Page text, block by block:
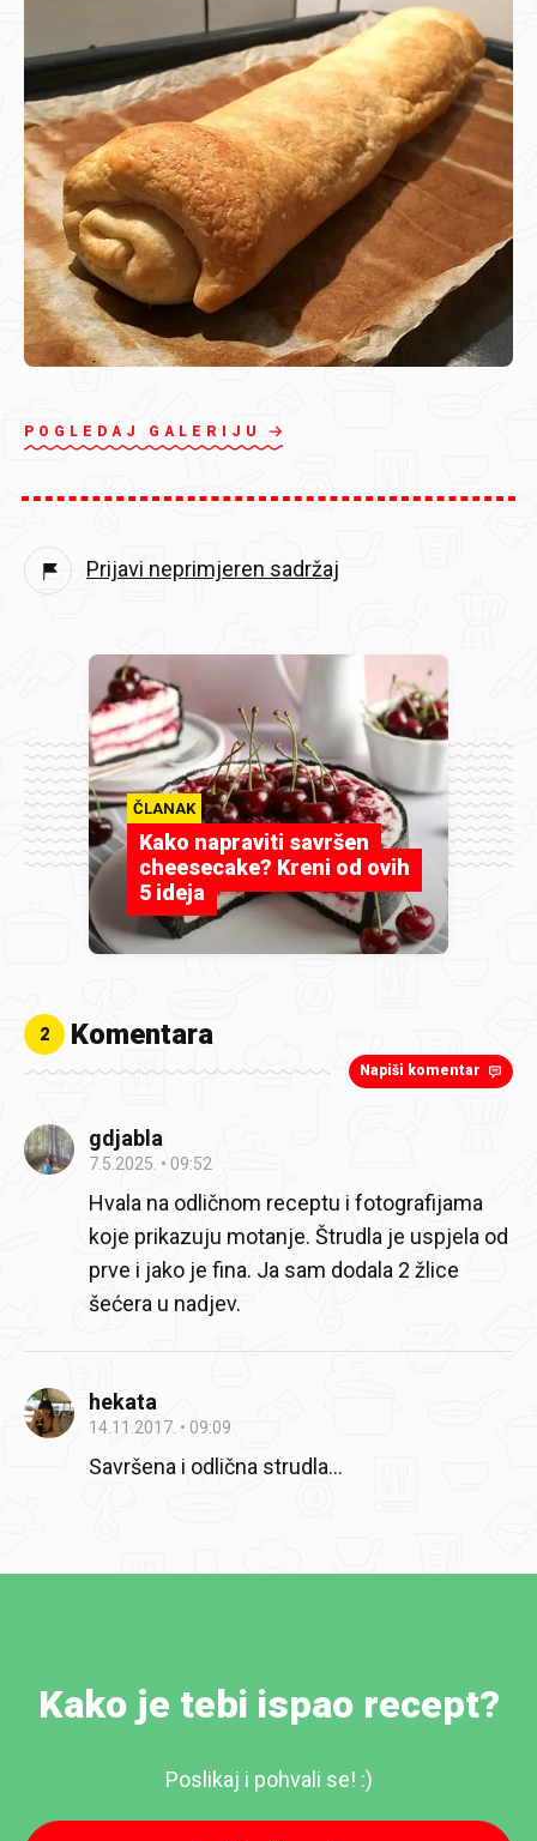
POGLEDAJ GALERIJU
Prijavi neprimjeren sadržaj
ČLANAK
Kako napraviti savršen
cheesecake? Kreni od ovih
5 ideja
2 Komentara
Napiši komentar
gdjabla
7.5.2025. 09:52
Hvala na odličnom receptu i fotografijama
koje prikazuju motanje. Štrudla je uspjela od
prve i jako je fina. Ja sam dodala 2 žlice
šećera u nadjev.
hekata
14.11.2017. 09:09
Savršena i odlična strudla...
Kako je tebi ispao recept?
Poslikaj i pohvali se! :)